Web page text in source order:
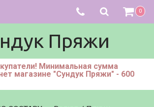
0
Пряжи
Минимальная сумма
магазине "Сундук Пряжи" - 600